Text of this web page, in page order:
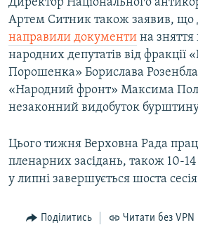
Директор Національного
Артем Ситник також заявив, що
направили документи на зняття
народних депутатів від фракції
Порошенка» Борислава
«Народний фронт» Максима
незаконний видобуток
Цього тижня Верховна Рада
пленарних засідань, також 10-
у липні завершується шоста
Поділитись Читати без VPN